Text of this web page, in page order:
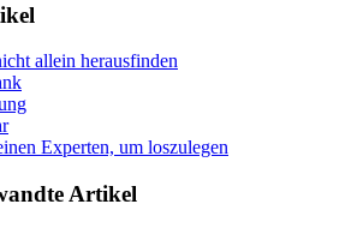
allein herausfinden
Experten, um loszulegen
Artikel